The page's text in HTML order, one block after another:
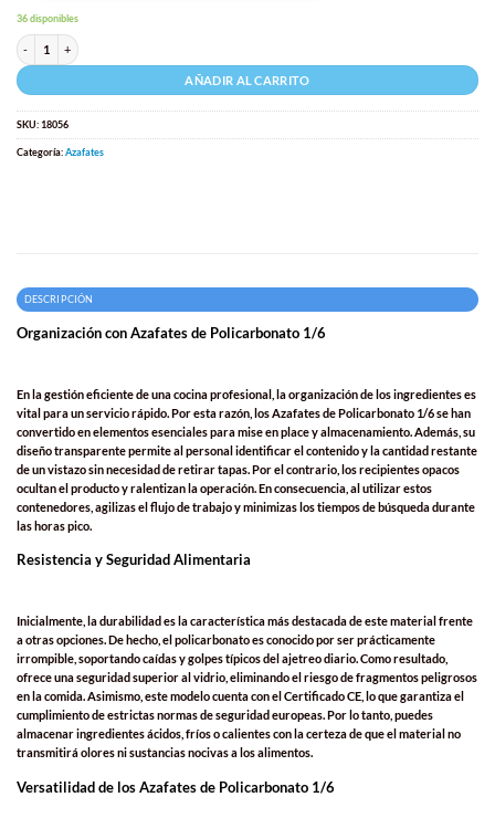
36 disponibles
Azafates de Policarbonato Transparente Modelo: 1/6 Medida: 16 x 17,5x 6,5 cm cantidad
AÑADIR AL CARRITO
SKU: 18056
Categoría:Azafates
DESCRIPCIÓN
Organización con Azafates de Policarbonato 1/6
En la gestión eficiente de una cocina profesional, la organización de los ingredientes es
vital para un servicio rápido. Por esta razón, los Azafates de Policarbonato 1/6 se han
convertido en elementos esenciales para mise en place y almacenamiento. Además, su
diseño transparente permite al personal identificar el contenido y la cantidad restante
de un vistazo sin necesidad de retirar tapas. Por el contrario, los recipientes opacos
ocultan el producto y ralentizan la operación. En consecuencia, al utilizar estos
contenedores, agilizas el flujo de trabajo y minimizas los tiempos de búsqueda durante
las horas pico.
Resistencia y Seguridad Alimentaria
Inicialmente, la durabilidad es la característica más destacada de este material frente
a otras opciones. De hecho, el policarbonato es conocido por ser prácticamente
irrompible, soportando caídas y golpes típicos del ajetreo diario. Como resultado,
ofrece una seguridad superior al vidrio, eliminando el riesgo de fragmentos peligrosos
en la comida. Asimismo, este modelo cuenta con el Certificado CE, lo que garantiza el
cumplimiento de estrictas normas de seguridad europeas. Por lo tanto, puedes
almacenar ingredientes ácidos, fríos o calientes con la certeza de que el material no
transmitirá olores ni sustancias nocivas a los alimentos.
Versatilidad de los Azafates de Policarbonato 1/6